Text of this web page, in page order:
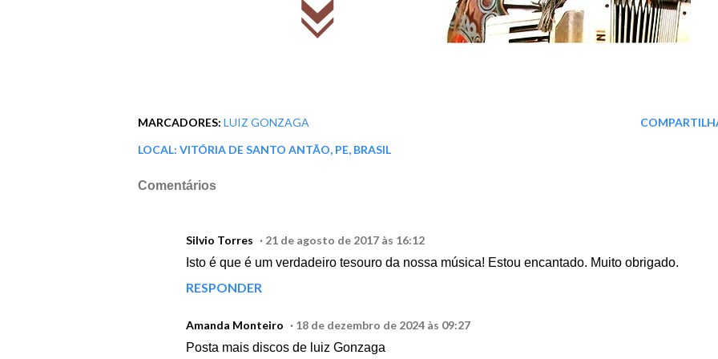
MARCADORES: LUIZ GONZAGA
LOCAL: VITÓRIA DE SANTO ANTÃO, PE, BRASIL
Comentários
Silvio Torres
21 de agosto de 2017 às 16:12
Isto é que é um verdadeiro tesouro da nossa música! Estou encantado. Muito obrigado.
RESPONDER
Amanda Monteiro
18 de dezembro de 2024 às 09:27
Posta mais discos de luiz Gonzaga